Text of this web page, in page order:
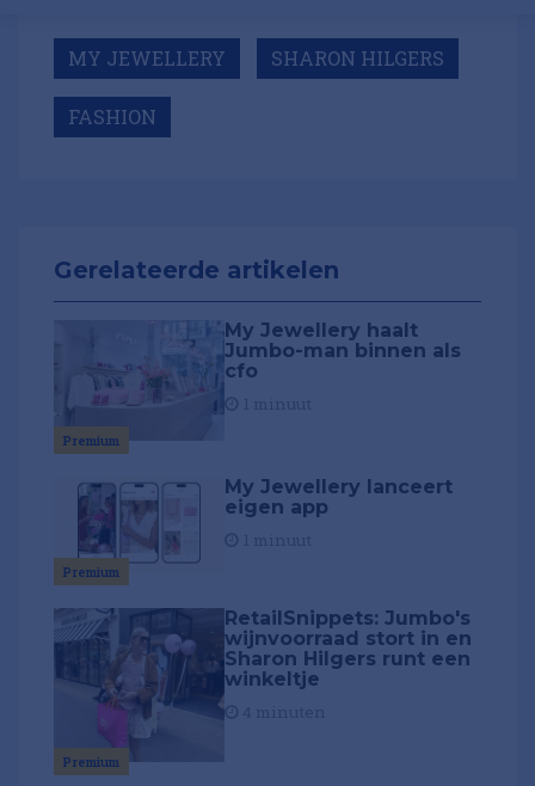
MY JEWELLERY SHARON HILGERS
FASHION
Gerelateerde artikelen
Premium
My Jewellery haalt
Jumbo-man binnen als
cfo
Premium
My Jewellery lanceert
eigen app
Premium
RetailSnippets: Jumbo's
wijnvoorraad stort in en
Sharon Hilgers runt een
winkeltje